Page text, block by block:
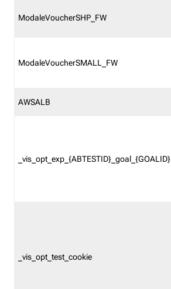
ModaleVoucherSHP_FW
ModaleVoucherSMALL_FW
AWSALB
_vis_opt_exp_{ABTESTID}_goal_{GOALID}
_vis_opt_test_cookie